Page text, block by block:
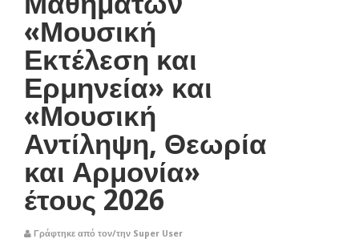
«Μουσική
Εκτέλεση και
Ερμηνεία» και
«Μουσική
Αντίληψη, Θεωρία
και Αρμονία»
έτους 2026
Γράφτηκε από τον/την Super User